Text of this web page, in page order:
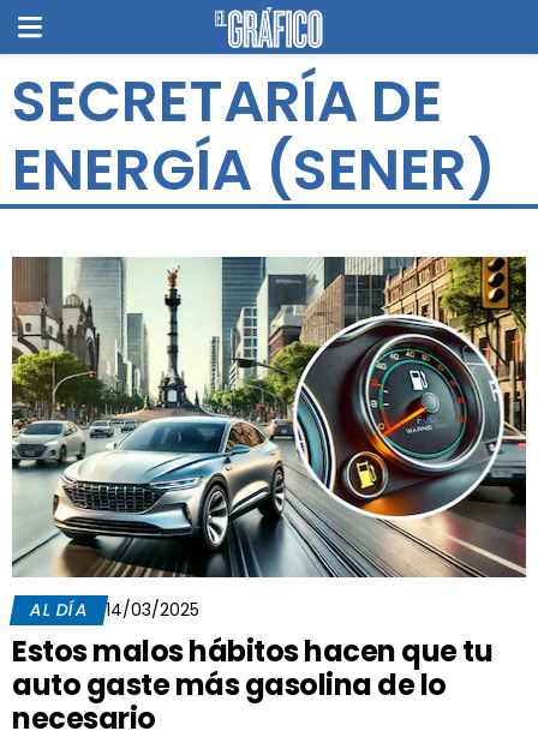
SECRETARÍA DE
ENERGÍA (SENER)
AL DÍA 14/03/2025
Estos malos hábitos hacen que tu
auto gaste más gasolina de lo
necesario